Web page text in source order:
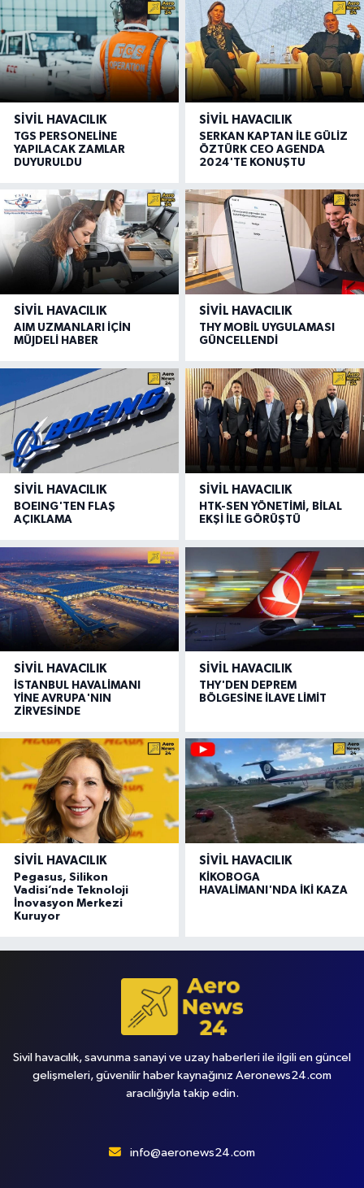
SIVIL HAVACILIK
TGS PERSONELİNE
YAPILACAK ZAMLAR
DUYURULDU
SIVIL HAVACILIK
SERKAN KAPTAN İLE GÜLİZ
ÖZTÜRK CEO AGENDA
2024'TE KONUŞTU
SIVIL HAVACILIK
AIM UZMANLARI İÇİN
MÜJDELİ HABER
SIVIL HAVACILIK
THY MOBİL UYGULAMASI
GÜNCELLENDİ
SIVIL HAVACILIK
BOEING'TEN FLAŞ
AÇIKLAMA
SIVIL HAVACILIK
HTK-SEN YÖNETİMİ, BİLAL
EKŞİ İLE GÖRÜŞTÜ
SIVIL HAVACILIK
İSTANBUL HAVALİMANI
YİNE AVRUPA'NIN
ZİRVESİNDE
SIVIL HAVACILIK
THY'DEN DEPREM
BÖLGESİNE İLAVE LİMİT
SIVIL HAVACILIK
Pegasus, Silikon
Vadisi’nde Teknoloji
İnovasyon Merkezi
Kuruyor
SIVIL HAVACILIK
KİKOBOGA
HAVALİMANI'NDA İKİ KAZA
Sivil havacılık, savunma sanayi ve uzay haberleri ile ilgili en güncel
gelişmeleri, güvenilir haber kaynağınız Aeronews24.com
aracılığıyla takip edin.
info@aeronews24.com